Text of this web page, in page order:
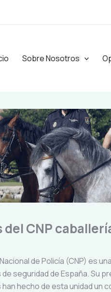
Sobre Nosotros
CNP
de Policía (CNP) es
seguridad de España. Su
hecho de esta unidad un